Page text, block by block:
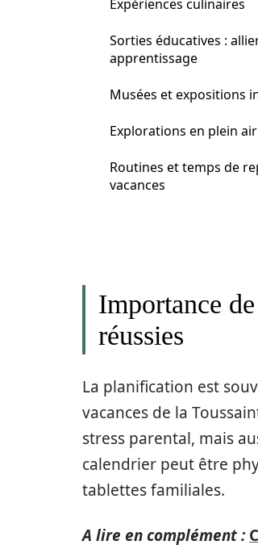
Expériences culinaires
Sorties éducatives :
apprentissage
Musées et expositions
Explorations en plein air
Routines et temps de
vacances
Importance
réussies
La planification est
vacances de la
stress parental, mais
calendrier peut être
tablettes familiales.
A lire en complément :